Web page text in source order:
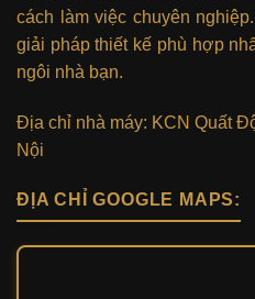
cách làm việc chuyên
giải pháp thiết kế phù hợp
ngôi nhà bạn.
Địa chỉ nhà máy: KCN Quất
Nội
ĐỊA CHỈ GOOGLE MAPS: